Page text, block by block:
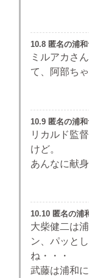
10.8 匿名の浦
ミルアカさ
て、阿部ち
10.9 匿名の浦
リカルド監
けど。
あんなに献
10.10 匿名の浦
大柴健二は
ン、パッと
ね・・・
武藤は浦和